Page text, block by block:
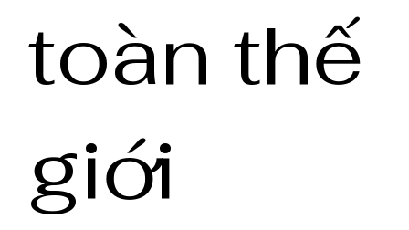
toàn thế
giới